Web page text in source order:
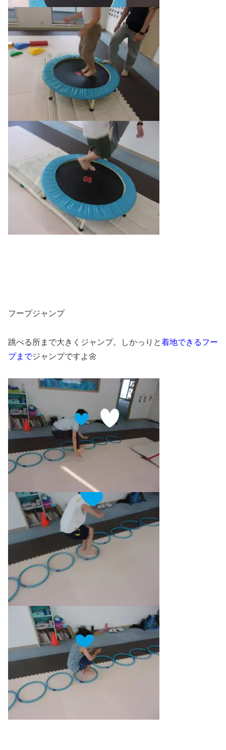
フープジャンプ
跳べる所まで大きくジャンプ。しかっりと着地できるフー
プまでジャンプですよ🌼